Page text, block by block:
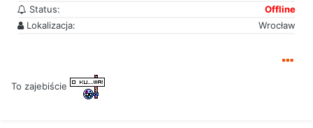
Status:
Offline
Lokalizacja:
Wrocław
To zajebiście